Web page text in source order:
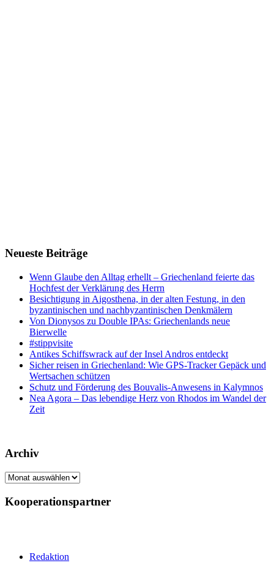
Neueste Beiträge
Wenn Glaube den Alltag erhellt – Griechenland feierte das
Hochfest der Verklärung des Herrn
Besichtigung in Aigosthena, in der alten Festung, in den
byzantinischen und nachbyzantinischen Denkmälern
Von Dionysos zu Double IPAs: Griechenlands neue
Bierwelle
#stippvisite
Antikes Schiffswrack auf der Insel Andros entdeckt
Sicher reisen in Griechenland: Wie GPS-Tracker Gepäck und
Wertsachen schützen
Schutz und Förderung des Bouvalis-Anwesens in Kalymnos
Nea Agora – Das lebendige Herz von Rhodos im Wandel der
Zeit
Archiv
Archiv
Kooperationspartner
Redaktion